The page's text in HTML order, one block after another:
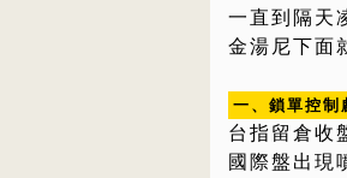
一直到隔天
金湯尼下面
一、鎖單控制
台指留倉收
國際盤出